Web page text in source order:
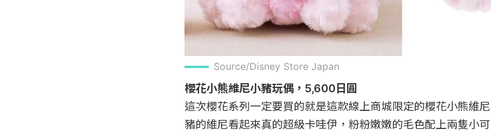
Source/Disney Store Japan
櫻花小熊維尼小豬玩偶，5,600日圓
這次櫻花系列一定要買的就是這款線上商城限定的櫻花小熊維
豬的維尼看起來真的超級卡哇伊，粉粉嫩嫩的毛色配上兩隻小